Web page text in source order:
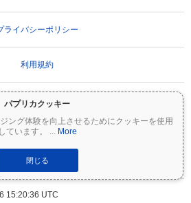
パプリカクッキー
ング体験を向上させるためにクッキーを使用
しています。
... More
閉じる
ライバシーポリシー
利用規約
可能性があります。Coinpaprikaのすべての情報は
務または投資のアドバイスを構成するものではあ
ずご自身で調査（DYOR）を行い、資格のあるファ
てください。Coinpaprikaは、この情報の使用に起
を負いません。
15:20:36 UTC